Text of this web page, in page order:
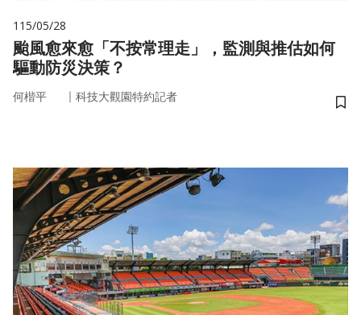
115/05/28
颱風愈來愈「不按常理走」，監測與推估如何
驅動防災決策？
何楷平 ｜ 科技大觀園特約記者
儲